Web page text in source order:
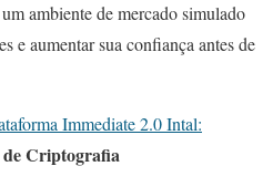
ambiente de mercado simulado
e aumentar sua confiança antes de
Immediate 2.0 Intal:
Criptografia